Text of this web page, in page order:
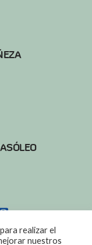
realizar el
nuestros